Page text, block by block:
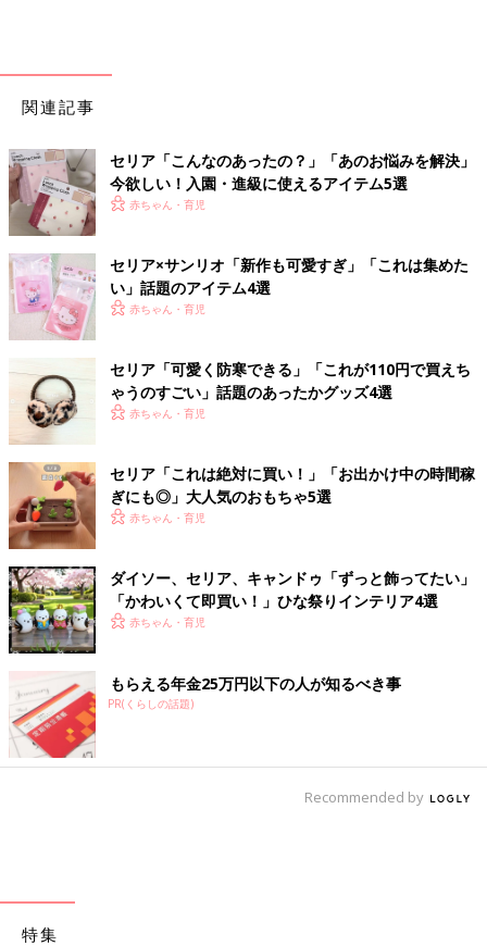
関連記事
セリア「こんなのあったの？」「あのお悩みを解決」
今欲しい！入園・進級に使えるアイテム5選
赤ちゃん・育児
セリア×サンリオ「新作も可愛すぎ」「これは集めた
い」話題のアイテム4選
赤ちゃん・育児
セリア「可愛く防寒できる」「これが110円で買えち
ゃうのすごい」話題のあったかグッズ4選
赤ちゃん・育児
セリア「これは絶対に買い！」「お出かけ中の時間稼
ぎにも◎」大人気のおもちゃ5選
赤ちゃん・育児
ダイソー、セリア、キャンドゥ「ずっと飾ってたい」
「かわいくて即買い！」ひな祭りインテリア4選
赤ちゃん・育児
もらえる年金25万円以下の人が知るべき事
PR(くらしの話題)
Recommended by
特集